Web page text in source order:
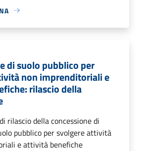
di suolo pubblico per
non imprenditoriali e
rilascio della
rilascio della concessione di
pubblico per svolgere attività
e attività benefiche